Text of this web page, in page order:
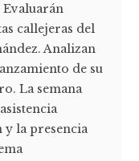
Evaluarán
callejeras del
Analizan
de su
La semana
y la presencia